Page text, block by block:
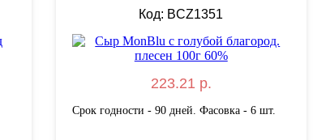
Код: BCZ1351
223.21 р.
Срок годности - 90 дней. Фасовка - 6 шт.